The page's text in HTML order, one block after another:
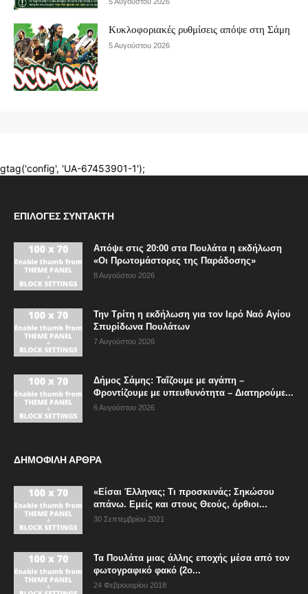
ΕΠΙΛΟΓΈΣ ΣΥΝΤΆΚΤΗ
Απόψε στις 20:00 στα Πουλάτα η εκδήλωση
«Οι Πρωτομάστορες της Παράδοσης»
8 Αυγούστου 2026
Την Τρίτη η εκδήλωση για τον Ιερό Ναό Αγίου
Σπυρίδωνα Πουλάτων
7 Αυγούστου 2026
Δήμος Σάμης: Ταΐζουμε με αγάπη –
Φροντίζουμε με υπευθυνότητα – Διατηρούμε...
6 Αυγούστου 2026
ΔΗΜΟΦΙΛΗ ΑΡΘΡΑ
«Είσαι Έλληνας; Τι προσκυνάς; Σηκώσου
απάνω. Εμείς και στους Θεούς, όρθιοι...
30 Σεπτεμβρίου 2021
Τα Πουλάτα μιας άλλης εποχής μέσα από τον
φωτογραφικό φακό (2ο...
24 Φεβρουαρίου 2018